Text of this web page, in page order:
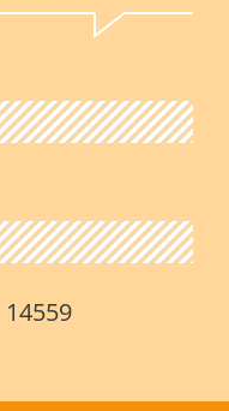
14559